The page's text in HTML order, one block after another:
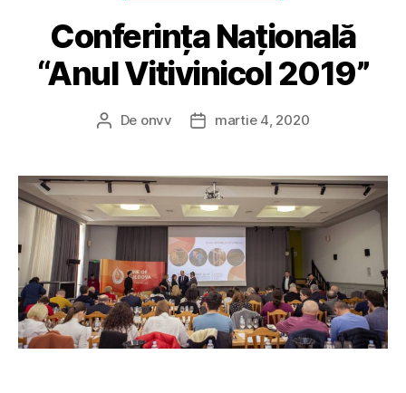
Conferința Națională
“Anul Vitivinicol 2019”
Autor
De onvv
Datămartie 4, 2020